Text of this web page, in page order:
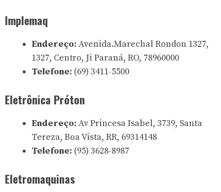
Implemaq
Endereço: Avenida.Marechal Rondon 1327,
1327, Centro, Ji Paraná, RO, 78960000
Telefone: (69) 3411-5500
Eletrônica Próton
Endereço: Av Princesa Isabel, 3739, Santa
Tereza, Boa Vista, RR, 69314148
Telefone: (95) 3628-8987
Eletromaquinas